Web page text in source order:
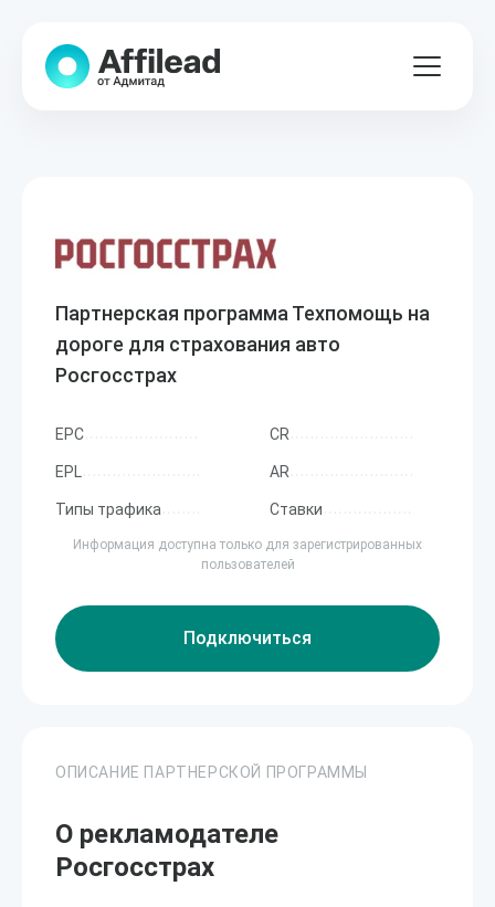
Партнерская программа Техпомощь на
дороге для страхования авто
Росгосстрах
EPC CR
EPL AR
Типы трафика Ставки
Информация доступна только для зарегистрированных
пользователей
Подключиться
ОПИСАНИЕ ПАРТНЕРСКОЙ ПРОГРАММЫ
О рекламодателе
Росгосстрах